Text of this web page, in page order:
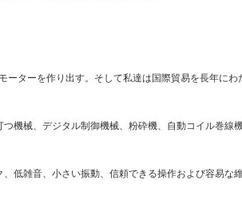
ーターを作り出す。そして私達は国際貿易を長年に
機械、デジタル制御機械、粉砕機、自動コイル巻
低雑音、小さい振動、信頼できる操作および容易